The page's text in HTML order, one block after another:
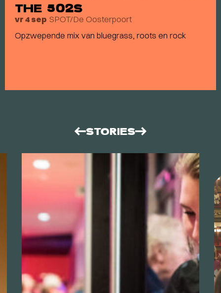
THE 502S
vr 4 sep SPOT/De Oosterpoort
Opzwepende mix van bluegrass, roots en rock
STORIES